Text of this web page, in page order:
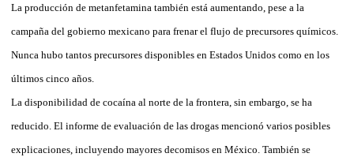
La producción de metanfetamina también está aumentando, pese a la
campaña del gobierno mexicano para frenar el flujo de precursores químicos.
Nunca hubo tantos precursores disponibles en Estados Unidos como en los
últimos cinco años.
La disponibilidad de cocaína al norte de la frontera, sin embargo, se ha
reducido. El informe de evaluación de las drogas mencionó varios posibles
explicaciones, incluyendo mayores decomisos en México. También se